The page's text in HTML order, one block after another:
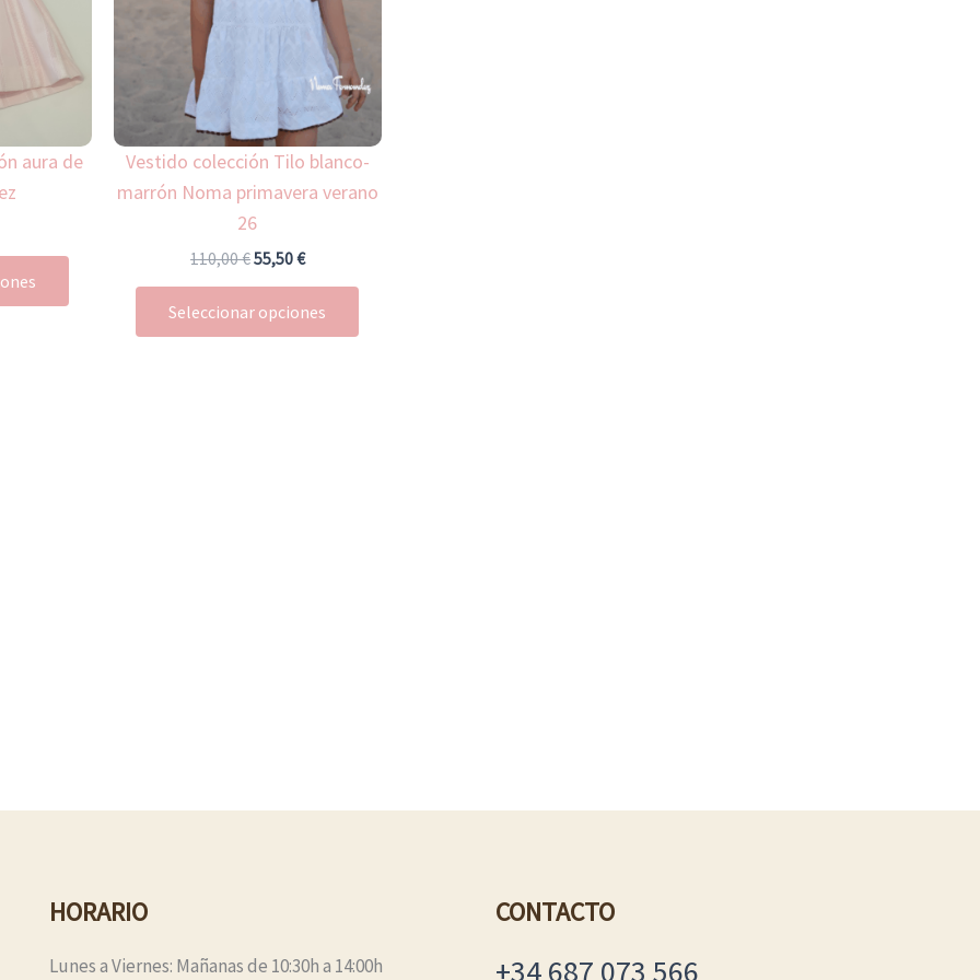
aura de
variantes.
opciones
pueden
elegir
página
Vestido colección Tilo blanco-
marrón Noma primavera verano
26
110,00€55,50€
Seleccionar opciones
Las
opciones
se
pueden
elegir
en
de
HORARIO
Lunes a Viernes: Mañanas de 10:30h a 14:00h
CONTACTO
+34 687 073 566